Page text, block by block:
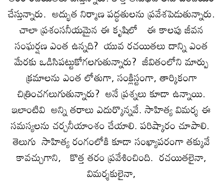
చేస్తున్నారు. అద్భుత నిర్మాణ ప‌ద్ధ‌తుల‌ను ప్ర‌వేశ‌పెడుతున్నారు.
చాలా ప్ర‌శంస‌నీయ‌మైన ఈ కృషిలో ఈ కాలపు జీవ‌న
సంఘ‌ర్ష‌ణ ఎంత ఉన్న‌ది? యువ ర‌చ‌యిత‌లు దాన్ని ఎంత
మేర‌కు ఒడిసిపట్టుకోగ‌ల‌గుతున్నారు? జీవితంలోని మార్పు
క్ర‌మాల‌ను ఎంత లోతుగా, సంక్లిస్టంగా, తార్కికంగా
చిత్రించ‌గ‌లుగుతున్నారు? అనే ప్ర‌శ్నలు కూడా ఉన్నాయి.
ఇలాంటివి అన్ని త‌రాలు ఎదుర్కొన్న‌వే. సాహిత్య విమ‌ర్శ ఈ
స‌మ‌స్య‌ల‌ను చ‌ర్చ‌నీయాంశం చేయాలి. ప‌రిష్కారం చూపాలి.
తెలుగు సాహిత్య రంగంలోకి కూడా సంఖ్యాప‌రంగా త‌క్కువే
కావ‌చ్చుగాని, కొత్త తరం ప్రవేశించింది. ర‌చ‌యిత‌లైనా,
విమ‌ర్శ‌కులైనా,